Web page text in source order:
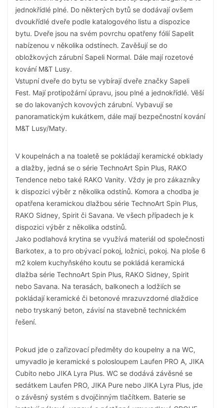
jednokřídlé plné. Do některých bytů se dodávají ovšem
dvoukřídlé dveře podle katalogového listu a dispozice
bytu. Dveře jsou na svém povrchu opatřeny fólií Sapelit
nabízenou v několika odstínech. Zavěšují se do
obložkových zárubní Sapeli Normal. Dále mají rozetové
kování M&T Lusy.
Vstupní dveře do bytu se vybírají dveře značky Sapeli
Fest. Mají protipožární úpravu, jsou plné a jednokřídlé. Věší
se do lakovaných kovových zárubní. Vybavují se
panoramatickým kukátkem, dále mají bezpečnostní kování
M&T Lusy/Maty.
V koupelnách a na toaletě se pokládají keramické obklady
a dlažby, jedná se o série TechnoArt Spin Plus, RAKO
Tendence nebo také RAKO Vanity. Vždy je pro zákazníky
k dispozici výběr z několika odstínů. Komora a chodba je
opatřena keramickou dlažbou série TechnoArt Spin Plus,
RAKO Sidney, Spirit či Savana. Ve všech případech je k
dispozici výběr z několika odstínů.
Jako podlahová krytina se využívá materiál od společnosti
Barkotex, a to pro obývací pokoj, ložnici, pokoj. Na ploše 6
m2 kolem kuchyňského koutu se pokládá keramická
dlažba série TechnoArt Spin Plus, RAKO Sidney, Spirit
nebo Savana. Na terasách, balkonech a lodžiích se
pokládají keramické či betonové mrazuvzdorné dlaždice
nebo tryskaný beton, závisí na stavebně technickém
řešení.
Pokud jde o zařizovací předměty do koupelny a na WC,
umyvadlo je keramické s polosloupem Laufen PRO A, JIKA
Cubito nebo JIKA Lyra Plus. WC se dodává závěsné se
sedátkem Laufen PRO, JIKA Pure nebo JIKA Lyra Plus, jde
o závěsný systém s dvojčinným tlačítkem. Baterie se